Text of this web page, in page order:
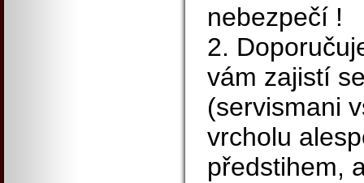
nebezpečí !
2.
vám zajistí
(servismani
vrcholu
předstihem,